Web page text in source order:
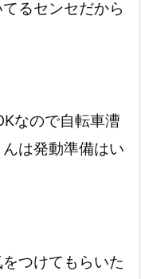
るセンセだから
なので自転車漕
は発動準備はい
つけてもらいた